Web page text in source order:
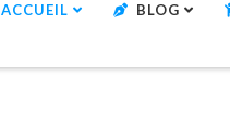
ACCUEIL BLOG